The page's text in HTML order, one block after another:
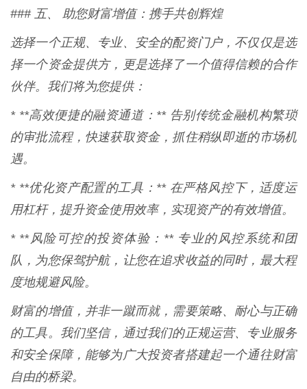
### 五、 助您财富增值：携手共创辉煌
选择一个正规、专业、安全的配资门户，不仅仅是选
择一个资金提供方，更是选择了一个值得信赖的合作
伙伴。我们将为您提供：
* **高效便捷的融资通道：** 告别传统金融机构繁琐
的审批流程，快速获取资金，抓住稍纵即逝的市场机
遇。
* **优化资产配置的工具：** 在严格风控下，适度运
用杠杆，提升资金使用效率，实现资产的有效增值。
* **风险可控的投资体验：** 专业的风控系统和团
队，为您保驾护航，让您在追求收益的同时，最大程
度地规避风险。
财富的增值，并非一蹴而就，需要策略、耐心与正确
的工具。我们坚信，通过我们的正规运营、专业服务
和安全保障，能够为广大投资者搭建起一个通往财富
自由的桥梁。